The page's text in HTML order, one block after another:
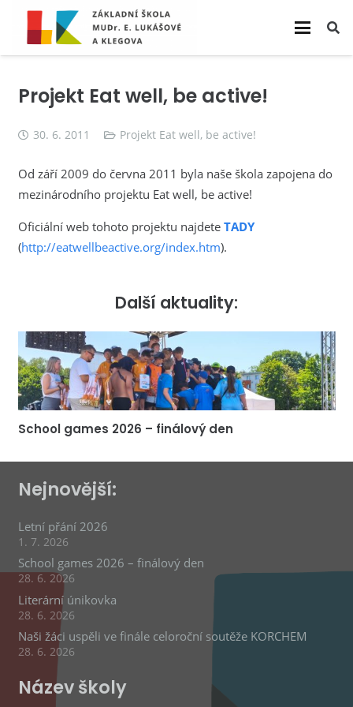
Projekt Eat well, be active!
30. 6. 2011 Projekt Eat well, be active!
Od září 2009 do června 2011 byla naše škola zapojena do
mezinárodního projektu Eat well, be active!
Oficiální web tohoto projektu najdete TADY
(http://eatwellbeactive.org/index.htm).
Další aktuality:
School games 2026 – finálový den
Nejnovější:
Letní přání 2026
1. 7. 2026
School games 2026 – finálový den
28. 6. 2026
Literární únikovka
28. 6. 2026
Naši žáci uspěli ve finále celoroční soutěže KORCHEM
28. 6. 2026
Název školy